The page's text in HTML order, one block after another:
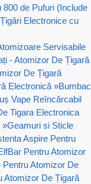
de Pufuri (Include
Țigări Electronice cu
Servisabile
- Atomizor De Țigară
De Țigară
Electronică »Bumbac
Vape Reîncărcabil
Tigara Electronica
»Geamuri si Sticle
Aspire Pentru
Pentru Atomizor
Atomizor De
Atomizor De Țigară